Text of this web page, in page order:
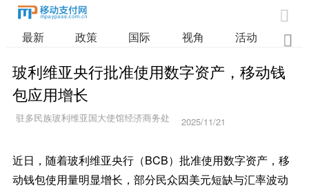

最新 政策 国际 视角 活动 业

玻利维亚央行批准使用数字资产，移动钱
包应用增长
2025/11/21
近日，随着玻利维亚央行（BCB）批准使用数字资产，移
动钱包使用量明显增长，部分民众因美元短缺与汇率波动